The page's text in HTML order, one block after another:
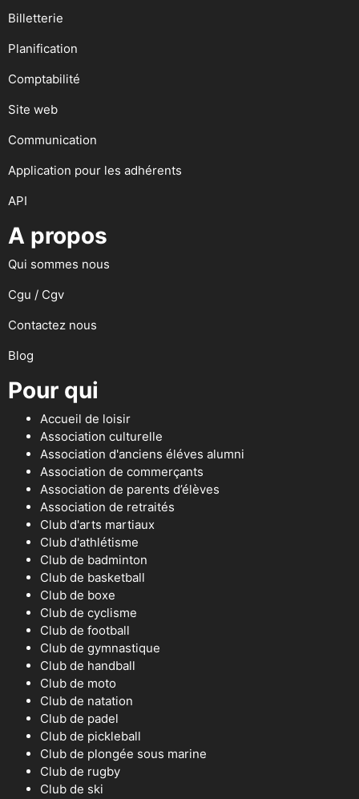
Billetterie
Planification
Comptabilité
Site web
Communication
Application pour les adhérents
API
A propos
Qui sommes nous
Cgu / Cgv
Contactez nous
Blog
Pour qui
Accueil de loisir
Association culturelle
Association d'anciens éléves alumni
Association de commerçants
Association de parents d’élèves
Association de retraités
Club d'arts martiaux
Club d'athlétisme
Club de badminton
Club de basketball
Club de boxe
Club de cyclisme
Club de football
Club de gymnastique
Club de handball
Club de moto
Club de natation
Club de padel
Club de pickleball
Club de plongée sous marine
Club de rugby
Club de ski